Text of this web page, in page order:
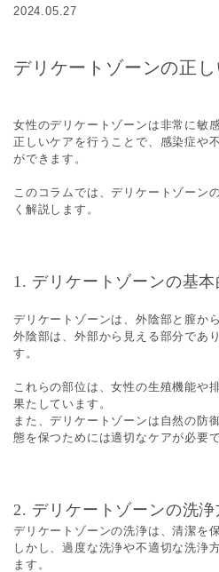
2024.05.27
デリケートゾーンの正
女性のデリケートゾーンは非常に敏
正しいケアを行うことで、感染症や
ができます。
このコラムでは、デリケートゾーン
く解説します。
1. デリケートゾーンの基本
デリケートゾーンは、外陰部と膣か
外陰部は、外部から見える部分であ
す。
これらの部位は、女性の生殖機能や
果たしています。
また、デリケートゾーンは自然の防
態を保つためには適切なケアが必要で
2. デリケートゾーンの洗浄
デリケートゾーンの洗浄は、清潔を
しかし、過度な洗浄や不適切な洗浄
ます。